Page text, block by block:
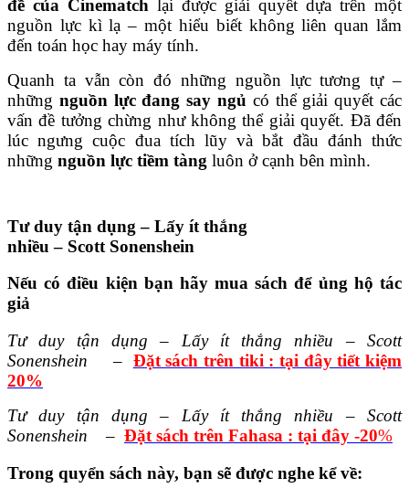
đề của Cinematch lại được giải quyết dựa trên một
nguồn lực kì lạ – một hiểu biết không liên quan lắm
đến toán học hay máy tính.
Quanh ta vẫn còn đó những nguồn lực tương tự –
những nguồn lực đang say ngủ có thể giải quyết các
vấn đề tưởng chừng như không thể giải quyết. Đã đến
lúc ngưng cuộc đua tích lũy và bắt đầu đánh thức
những nguồn lực tiềm tàng luôn ở cạnh bên mình.
Tư duy tận dụng – Lấy ít thắng
nhiều – Scott Sonenshein
Nếu có điều kiện bạn hãy mua sách để ủng hộ tác
giả
Tư duy tận dụng – Lấy ít thắng nhiều – Scott
Sonenshein– Đặt sách trên tiki : tại đây tiết kiệm
20%
Tư duy tận dụng – Lấy ít thắng nhiều – Scott
Sonenshein– Đặt sách trên Fahasa : tại đây -20%
Trong quyển sách này, bạn sẽ được nghe kể về: